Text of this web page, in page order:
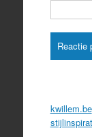
kwillem.be